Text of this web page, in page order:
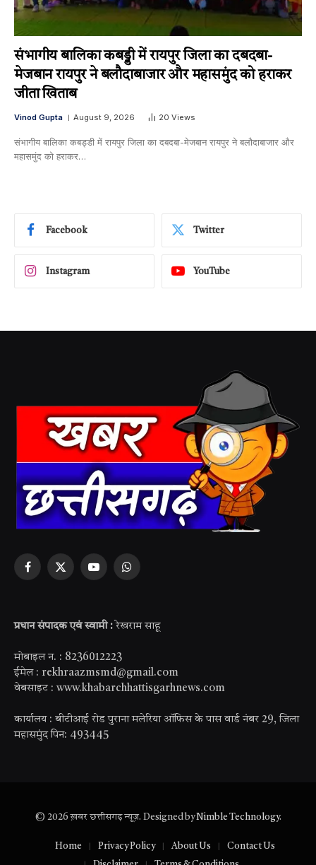
संभागीय बालिका कबड्डी में रायपुर जिला का दबदबा-​
मेजबान रायपुर ने बलौदाबाजार और महासमुंद को हराकर
जीता खिताब
Vinod Gupta August 9, 2026 20 Views
संभागीय बालिका कबड्डी में रायपुर जिला का दबदबा-​मेजबान रायपुर ने बलौदाबाजार और
महासमुंद को हराकर…
Facebook Twitter
Instagram YouTube
Facebook
X
YouTubeWhatsApp
प्रधान संपादक एवं स्वामी : रेखराम साहू
मोबाइल न. : 8236012223
ईमेल : rekhraazmsmd@gmail.com
वेबसाइट : www.khabarchhattisgarhnews.com
कार्यालय : बीटीआई रोड पुराना मलेरिया ऑफिस के पास वार्ड नंबर 29, जिला
महासमुंद पिन: 493445
© 2026 ख़बर छत्तीसगढ़ न्यूज़. Designed byNimble Technology.
Home Privacy Policy About Us
Contact Us